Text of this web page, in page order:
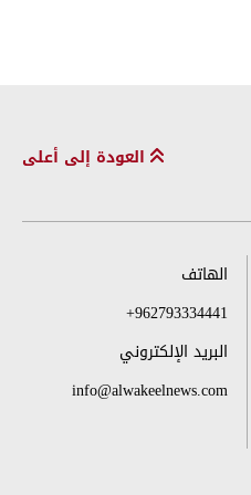
العودة إلى أعلى
الهاتف
+962793334441
البريد الإلكتروني
info@alwakeelnews.com